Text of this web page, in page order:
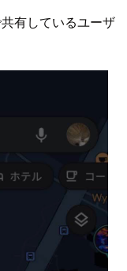
有しているユーザ